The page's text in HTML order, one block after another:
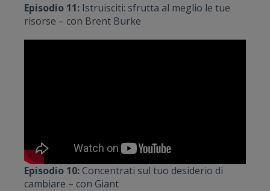
Episodio 11: Istruisciti: sfrutta al meglio le tue
risorse – con Brent Burke
Episodio 10: Concentrati sul tuo desiderio di
cambiare – con Giant